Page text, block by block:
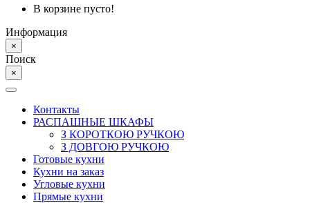
В корзине пусто!
Информация
×
Поиск
×
Контакты
РАСПАШНЫЕ ШКАФЫ
З КОРОТКОЮ РУЧКОЮ
З ДОВГОЮ РУЧКОЮ
Готовые кухни
Кухни на заказ
Угловые кухни
Прямые кухни